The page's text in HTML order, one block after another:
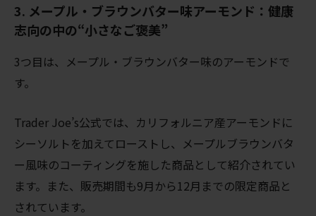
3. メープル・ブラウンバター味アーモンド：健康
志向の中の“小さなご褒美”
3つ目は、メープル・ブラウンバター味のアーモンドで
す。
Trader Joe’s公式では、カリフォルニア産アーモンドに
シーソルトを加えてローストし、メープルブラウンバタ
ー風味のコーティングを施した商品として紹介されてい
ます。また、販売期間も9月から12月までの限定商品と
されています。